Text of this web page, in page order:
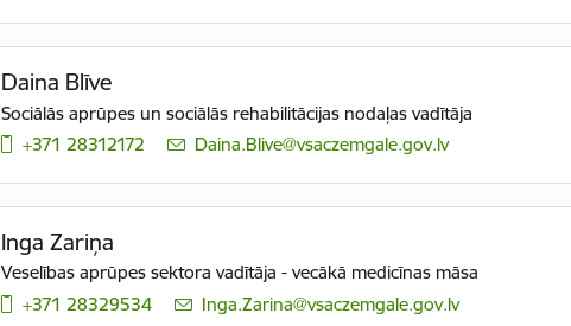
Daina Blīve
Sociālās aprūpes un sociālās rehabilitācijas nodaļas vadītāja
+371 28312172
E-pasts:
Daina.Blive@vsaczemgale.gov.lv
Inga Zariņa
Veselības aprūpes sektora vadītāja - vecākā medicīnas māsa
+371 28329534
E-pasts:
Inga.Zarina@vsaczemgale.gov.lv